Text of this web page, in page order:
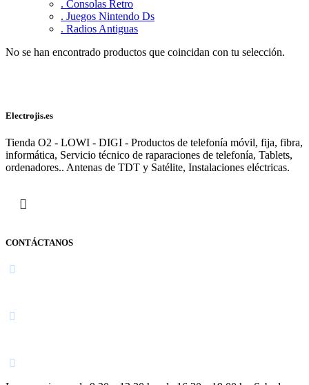
. Consolas Retro
. Juegos Nintendo Ds
. Radios Antiguas
No se han encontrado productos que coincidan con tu selección.
Electrojis.es
Tienda O2 - LOWI - DIGI - Productos de telefonía móvil, fija, fibra,
informática, Servicio técnico de raparaciones de telefonía, Tablets,
ordenadores.. Antenas de TDT y Satélite, Instalaciones eléctricas.
CONTÁCTANOS